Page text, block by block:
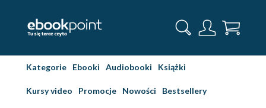
Kategorie Ebooki Audiobooki Książki
Kursy video Promocje Nowości Bestsellery